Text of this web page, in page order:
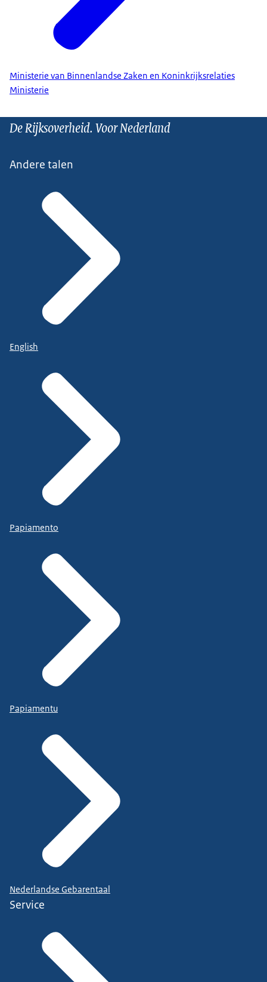
Ministerie van Binnenlandse Zaken en Koninkrijksrelaties
Ministerie
De Rijksoverheid. Voor Nederland
Andere talen
English
Papiamento
Papiamentu
Nederlandse Gebarentaal
Service